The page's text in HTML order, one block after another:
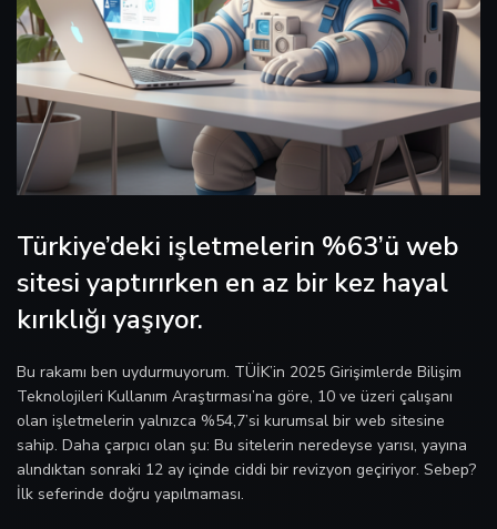
Türkiye’deki işletmelerin %63’ü web
sitesi yaptırırken en az bir kez hayal
kırıklığı yaşıyor.
Bu rakamı ben uydurmuyorum. TÜİK’in 2025 Girişimlerde Bilişim
Teknolojileri Kullanım Araştırması’na göre, 10 ve üzeri çalışanı
olan işletmelerin yalnızca %54,7’si kurumsal bir web sitesine
sahip. Daha çarpıcı olan şu: Bu sitelerin neredeyse yarısı, yayına
alındıktan sonraki 12 ay içinde ciddi bir revizyon geçiriyor. Sebep?
İlk seferinde doğru yapılmaması.